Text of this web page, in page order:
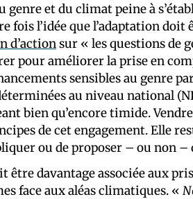
et du climat peine à
fois l’idée que l’adaptation doit
d’actionsur « les questions de
pour améliorer la prise en
sensibles au genre
au niveau national
bien qu’encore timide.
de cet engagement. Elle
ou de proposer – ou non –
être davantage associée aux
face aux aléas climatiques. «